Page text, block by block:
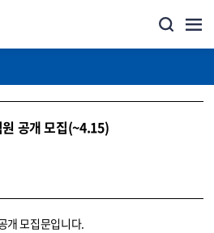
공개 모집(~4.15)
개 모집문입니다.